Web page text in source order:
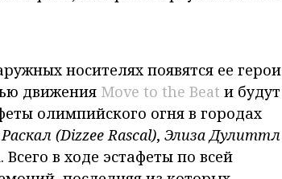
носителях появятся ее герои
движения Move to the Beat и будут
олимпийского огня в городах
(DizzeeRascal), Элиза Дулиттл
в ходе эстафеты по всей